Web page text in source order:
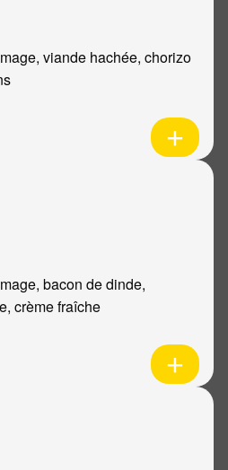
viande hachée, chorizo
bacon de dinde,
crème fraîche